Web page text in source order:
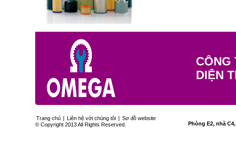
CÔNG
DIỆN
Trang chủ | Liên hệ với chúng tôi | Sơ đồ website
© Copyright 2013 All Rights Reserved.
Phòng E2, nhà